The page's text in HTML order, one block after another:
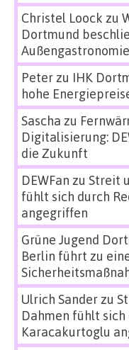
Christel Loock zu
Dortmund
Außengastronomie
Peterzu IHK
hohe
Sascha zu
Digitalisierung:
die Zukunft
DEWFan zu Streit
fühlt sich durch
angegriffen
Grüne Jugend
Berlin führt zu
Ulrich Sanderzu
Dahmen fühlt sich
Karacakurtoglu